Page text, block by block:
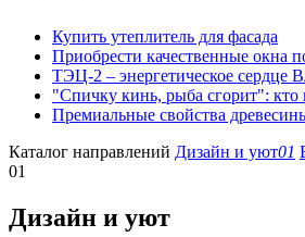
Купить утеплитель для фасада
Приобрести качественные окна
ТЭЦ-2 – энергетическое сердце
"Спичку кинь, рыба сгорит": кто
Премиальные свойства
Каталог направлений Дизайн и уют01
01
Дизайн и уют